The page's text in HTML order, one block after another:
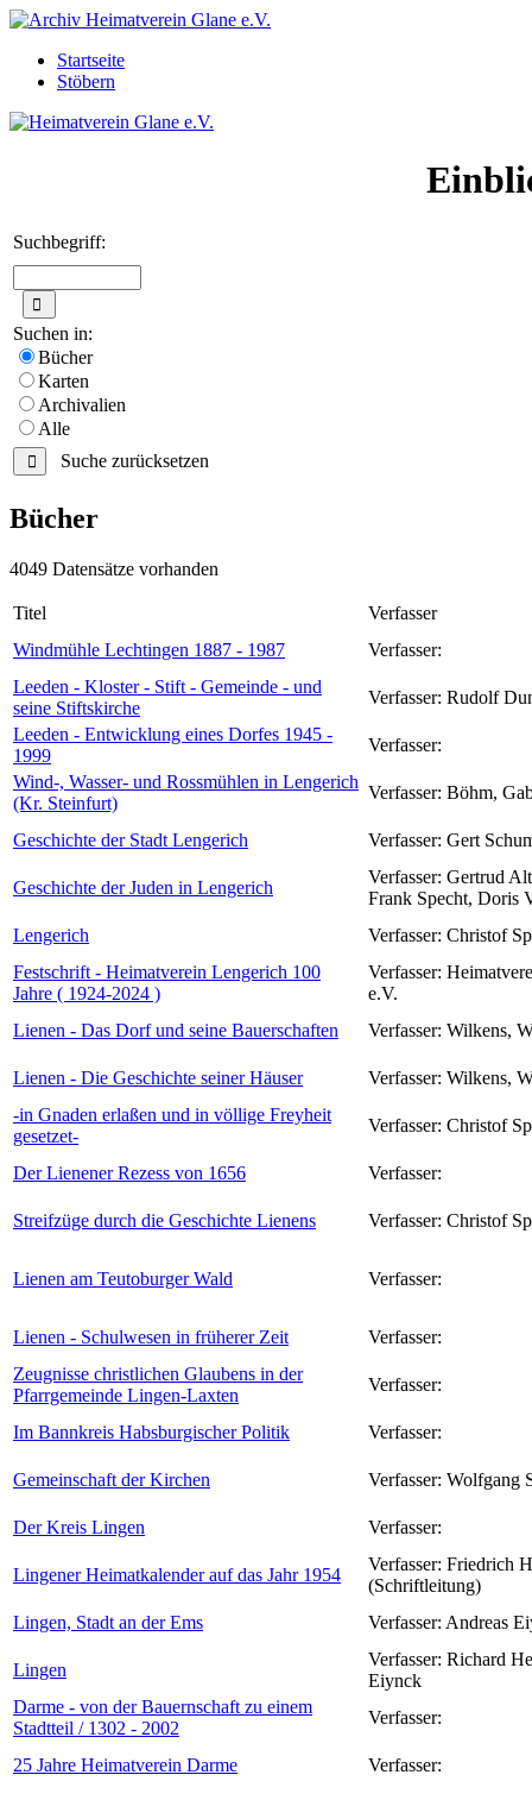
Startseite
Stöbern
Suchbegriff:
Suchen in:
Bücher
Karten
Archivalien
Alle
Suche zurücksetzen
Bücher
4049 Datensätze vorhanden
Titel
Verfasser
Windmühle Lechtingen 1887 - 1987
Verfasser:
Leeden - Kloster - Stift - Gemeinde - und
seine Stiftskirche
Verfasser: Rudolf
Leeden - Entwicklung eines Dorfes 1945 -
1999
Verfasser:
Wind-, Wasser- und Rossmühlen in Lengerich
(Kr. Steinfurt)
Verfasser: Böhm,
Geschichte der Stadt Lengerich Verfasser: Gert
Geschichte der Juden in Lengerich
Verfasser: Gertrud
Frank Specht, Doris
Lengerich
Verfasser: Christof
Festschrift - Heimatverein Lengerich 100
Jahre ( 1924-2024 )
Verfasser:
e.V.
Lienen - Das Dorf und seine Bauerschaften
Verfasser: Wilkens,
Lienen - Die Geschichte seiner Häuser Verfasser: Wilkens,
-in Gnaden erlaßen und in völlige Freyheit
gesetzet-
Verfasser: Christof
Der Lienener Rezess von 1656 Verfasser:
Streifzüge durch die Geschichte Lienens Verfasser: Christof
Lienen am Teutoburger Wald Verfasser:
Lienen - Schulwesen in früherer Zeit
Verfasser:
Zeugnisse christlichen Glaubens in der
Pfarrgemeinde Lingen-Laxten
Verfasser:
Im Bannkreis Habsburgischer Politik Verfasser:
Gemeinschaft der Kirchen Verfasser: Wolfgang
Der Kreis Lingen Verfasser:
Lingener Heimatkalender auf das Jahr 1954
Verfasser: Friedrich
(Schriftleitung)
Lingen, Stadt an der Ems
Verfasser: Andreas
Lingen
Verfasser: Richard
Eiynck
Darme - von der Bauernschaft zu einem
Stadtteil / 1302 - 2002
Verfasser:
25 Jahre Heimatverein Darme Verfasser: